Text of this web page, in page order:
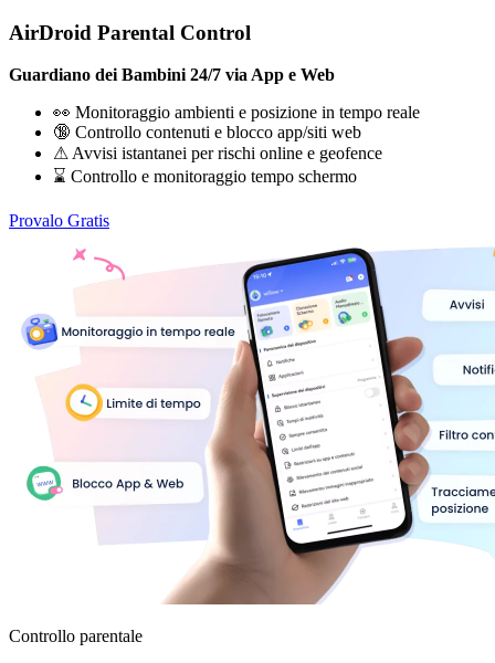
AirDroid Parental Control
Guardiano dei Bambini 24/7 via App e Web
👀 Monitoraggio ambienti e posizione in tempo reale
🔞 Controllo contenuti e blocco app/siti web
⚠ Avvisi istantanei per rischi online e geofence
⌛ Controllo e monitoraggio tempo schermo
Provalo Gratis
Controllo parentale